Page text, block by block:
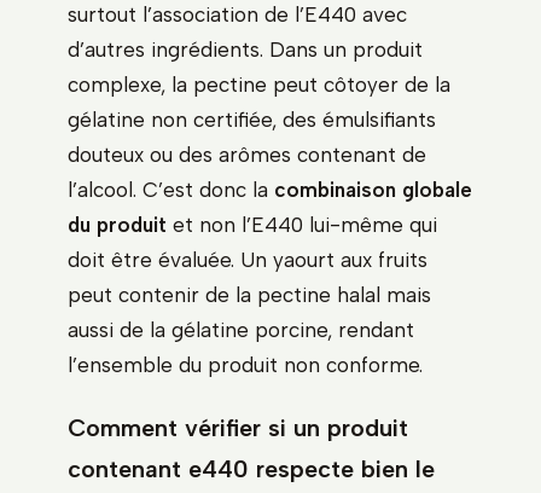
surtout l’association de l’E440 avec
d’autres ingrédients. Dans un produit
complexe, la pectine peut côtoyer de la
gélatine non certifiée, des émulsifiants
douteux ou des arômes contenant de
l’alcool. C’est donc la combinaison globale
du produit et non l’E440 lui-même qui
doit être évaluée. Un yaourt aux fruits
peut contenir de la pectine halal mais
aussi de la gélatine porcine, rendant
l’ensemble du produit non conforme.
Comment vérifier si un produit
contenant e440 respecte bien le